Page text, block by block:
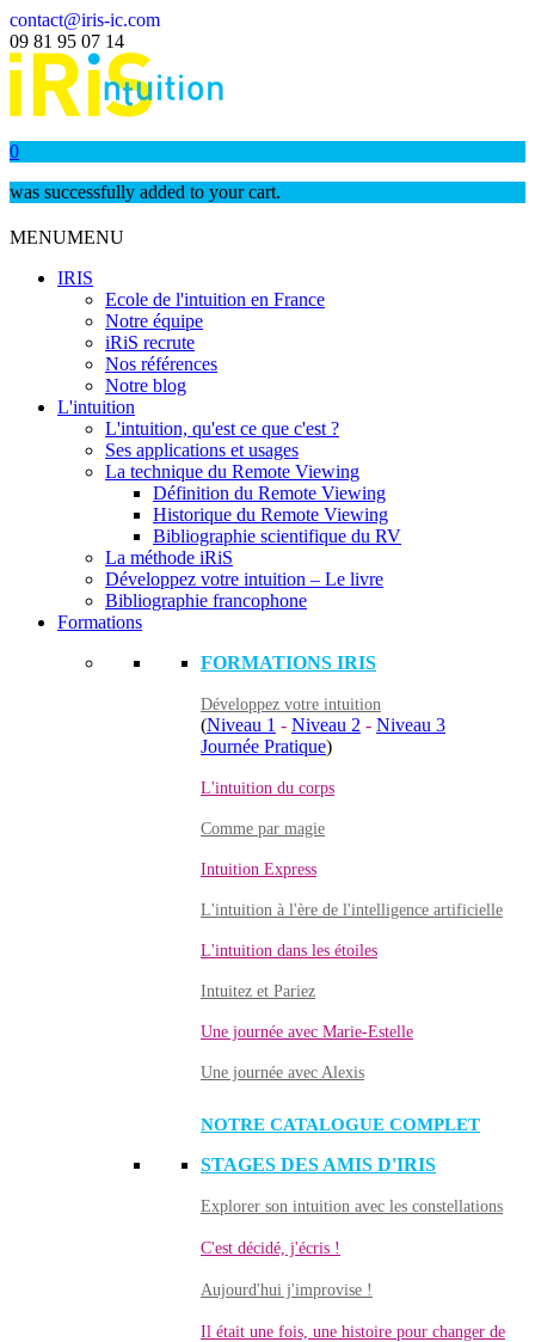
contact@iris-ic.com
09 81 95 07 14
0
was successfully added to your cart.
MENUMENU
IRIS
Ecole de l'intuition en France
Notre équipe
iRiS recrute
Nos références
Notre blog
L'intuition
L'intuition, qu'est ce que c'est ?
Ses applications et usages
La technique du Remote Viewing
Définition du Remote Viewing
Historique du Remote Viewing
Bibliographie scientifique du RV
La méthode iRiS
Développez votre intuition – Le livre
Bibliographie francophone
Formations
FORMATIONS IRIS
Développez votre intuition
(Niveau 1 - Niveau 2 - Niveau 3
Journée Pratique)
L'intuition du corps
Comme par magie
Intuition Express
L'intuition à l'ère de l'intelligence artificielle
L'intuition dans les étoiles
Intuitez et Pariez
Une journée avec Marie-Estelle
Une journée avec Alexis
NOTRE CATALOGUE COMPLET
STAGES DES AMIS D'IRIS
Explorer son intuition avec les constellations
C'est décidé, j'écris !
Aujourd'hui j'improvise !
Il était une fois, une histoire pour changer de